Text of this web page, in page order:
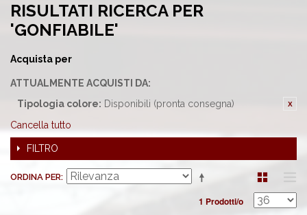
RISULTATI RICERCA PER
'GONFIABILE'
Acquista per
ATTUALMENTE ACQUISTI DA:
Tipologia colore: Disponibili (pronta consegna)
Cancella tutto
FILTRO
ORDINA PER
1 Prodotti/o